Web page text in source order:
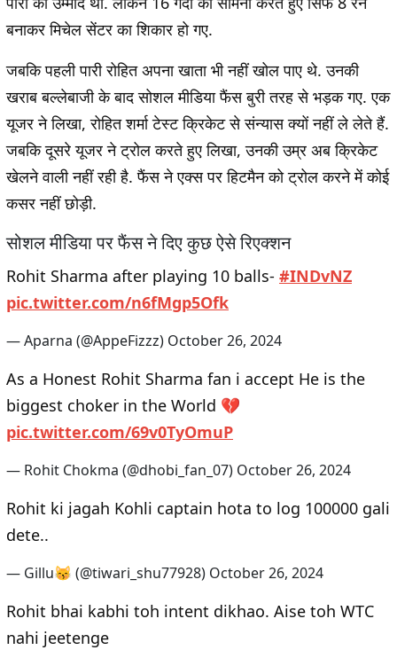
बनाकर मिचेल सेंटर का शिकार हो गए.
जबकि पहली पारी रोहित अपना खाता भी नहीं खोल पाए थे. उनकी
खराब बल्लेबाजी के बाद सोशल मीडिया फैंस बुरी तरह से भड़क गए. एक
यूजर ने लिखा, रोहित शर्मा टेस्ट क्रिकेट से संन्यास क्यों नहीं ले लेते हैं.
जबकि दूसरे यूजर ने ट्रोल करते हुए लिखा, उनकी उम्र अब क्रिकेट
खेलने वाली नहीं रही है. फैंस ने एक्स पर हिटमैन को ट्रोल करने में कोई
कसर नहीं छोड़ी.
सोशल मीडिया पर फैंस ने दिए कुछ ऐसे रिएक्शन
Rohit Sharma after playing 10 balls- #INDvNZ
pic.twitter.com/n6fMgp5Ofk
— Aparna (@AppeFizzz) October 26, 2024
As a Honest Rohit Sharma fan i accept He is the
biggest choker in the World 💔
pic.twitter.com/69v0TyOmuP
— Rohit Chokma (@dhobi_fan_07) October 26, 2024
Rohit ki jagah Kohli captain hota to log 100000 gali
dete..
— Gillu😽 (@tiwari_shu77928) October 26, 2024
Rohit bhai kabhi toh intent dikhao. Aise toh WTC
nahi jeetenge